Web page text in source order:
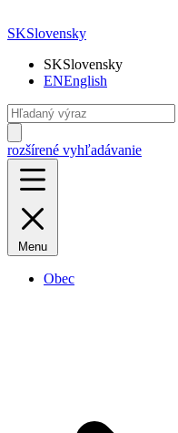
SKSlovensky
SKSlovensky
ENEnglish
rozšírené vyhľadávanie
Menu
Obec